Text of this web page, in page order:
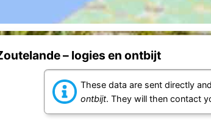
– logies en ontbijt
These data are sent directly
ontbijt. They will then contact